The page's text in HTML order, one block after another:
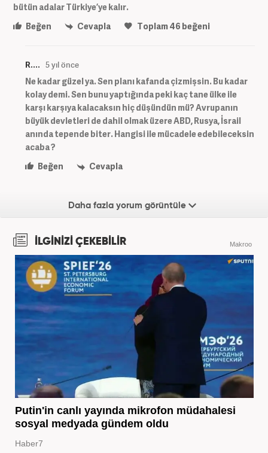
bütün adalar Türkiye’ye kalır.
Beğen
Cevapla Toplam46 beğeni
R.... 5 yıl önce
Ne kadar güzel ya. Sen planı kafanda çizmişsin. Bu kadar
kolay demi. Sen bunu yaptığında peki kaç tane ülke ile
karşı karşıya kalacaksın hiç düşündün mü? Avrupanın
büyük devletleri de dahil olmak üzere ABD, Rusya, İsrail
anında tepende biter. Hangisi ile mücadele edebileceksin
acaba ?
Beğen
Cevapla
Daha fazla yorum görüntüle
İLGİNİZİ ÇEKEBİLİR Makroo
Putin'in canlı yayında mikrofon müdahalesi
sosyal medyada gündem oldu
Haber7